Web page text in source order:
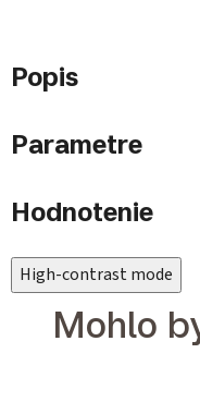
Popis
Parametre
Hodnotenie
High-contrast mode
Mohlo